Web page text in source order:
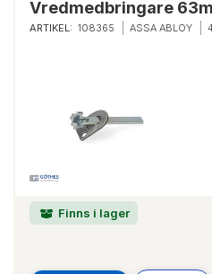
Vredmedbringare
ARTIKEL: 108365 ASSA ABLOY
Finns i lager